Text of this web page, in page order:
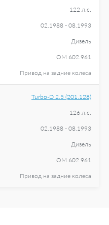
122 л.с.
02.1988 - 08.1993
Дизель
OM 602.961
Привод на задние колеса
Turbo-D 2.5 (201.128)
126 л.с.
02.1988 - 08.1993
Дизель
OM 602.961
Привод на задние колеса